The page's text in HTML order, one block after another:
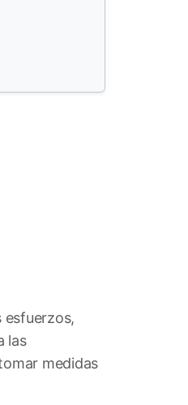
esfuerzos,
las
medidas